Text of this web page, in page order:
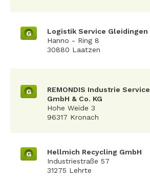
G
Logistik Service Gleidingen
Hanno - Ring 8
30880 Laatzen
G
REMONDIS Industrie Service
GmbH & Co. KG
Hohe Weide 3
96317 Kronach
G
Hellmich Recycling GmbH
Industriestraße 57
31275 Lehrte